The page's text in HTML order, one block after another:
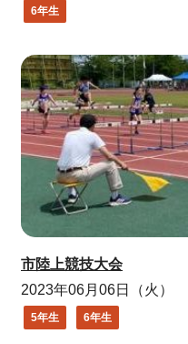
6年生
市陸上競技大会
2023年06月06日（火）
5年生 6年生